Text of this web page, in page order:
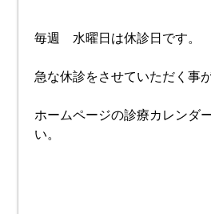
毎週 水曜日は休診日です。
急な休診をさせていただく事
ホームページの診療カレンダ
い。